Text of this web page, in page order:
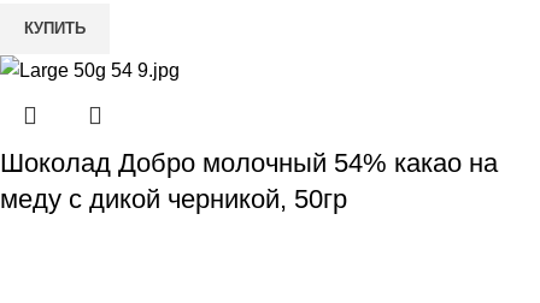
КУПИТЬ
Шоколад Добро молочный 54% какао на
меду с дикой черникой, 50гр